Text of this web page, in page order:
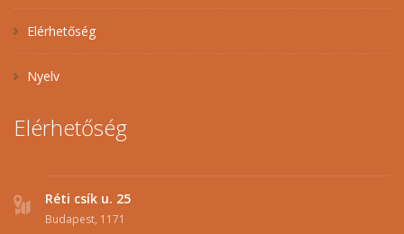
Elérhetőség
Nyelv
Elérhetőség
Réti csík u. 25
Budapest, 1171